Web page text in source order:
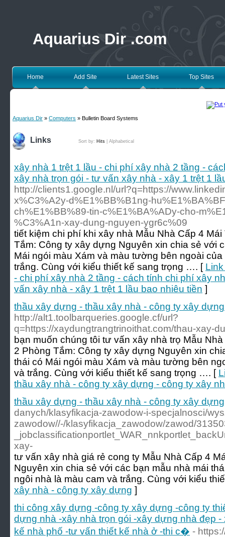
Aquarius Dir .com
Home Add Site Latest Sites Top Sites
Aquarius Dir » Computers » Bulletin Board Systems
Links Sort by: Hits Alphabetical
xây nhà 1 trệt 1 lầu - chi phí xây nhà 2 tầng -
xây nhà trọn gói - tư vấn xây nhà - xây 1 trệt 1
http://clients1.google.nl/url?q=https://
x%C3%A2y-d%E1%BB%B1ng-
ch%E1%BB%89-tin-c%E1%BA%ADy-cho-
%C3%A1n-xay-dung-nguyen-ygr6c%09
tiết kiệm chi phí khi xây nhà Mẫu Nhà Cấp 4
Tắm: Công ty xây dựng Nguyên xin chia sẻ với
Mái ngói màu Xám và màu tường bên ngoài
trắng. Cùng với kiểu thiết kế sang trọng …. [
- chi phí xây nhà 2 tầng - cách tính chi phí xây
vấn xây nhà - xây 1 trệt 1 lầu bao nhiêu tiền ]
thầu xây dựng - thầu xây nhà - công ty xây
http://alt1.toolbarqueries.google.cf/url?
q=https://xaydungtrangtrinoithat.com/thau-xay-
bạn muốn chúng tôi tư vấn xây nhà trọ Mẫu
2 Phòng Tắm: Công ty xây dựng Nguyên xin
thái có Mái ngói màu Xám và màu tường bên
và trắng. Cùng với kiểu thiết kế sang trọng …. [
thầu xây nhà - công ty xây dựng - công ty xây
thầu xây dựng - thầu xây nhà - công ty xây dựng
danych/klasyfikacja-zawodow-i-specjalnosci/
zawodow//-/klasyfikacja_zawodow/zawod/
xay-
tư vấn xây nhà giá rẻ cong ty Mẫu Nhà Cấp 4
Nguyên xin chia sẻ với các bạn mẫu nhà mái
ngôi nhà là màu cam và trắng. Cùng với kiểu
xây nhà - công ty xây dựng ]
thi công xây dựng -công ty xây dựng -công ty
dựng nhà -xây nhà trọn gói -xây dựng nhà đẹp
kế nhà phố -tư vấn thiết kế nhà ở -thi c� -